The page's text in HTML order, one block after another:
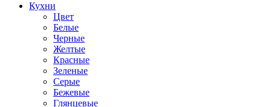
Кухни
Цвет
Белые
Черные
Желтые
Красные
Зеленые
Серые
Бежевые
Глянцевые